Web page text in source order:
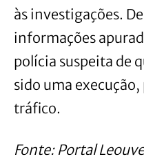
às investigações.
informações
polícia suspeita de
sido uma
tráfico.
Fonte: Portal Leouve